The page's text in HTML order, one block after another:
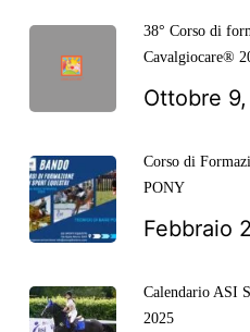
38° Corso di
Cavalgiocare®
Ottobre
Corso di
PONY
Febbraio
Calendario ASI
2025